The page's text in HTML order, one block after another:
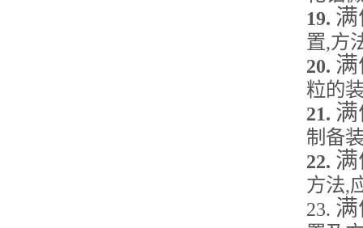
19.
置,方
20.
粒的
21.
制备
22.
方法,
23.